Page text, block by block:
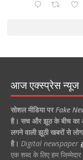
आज एक्स्प्रेस न्यूज
सोशल मीडिया पर Fake
है। सच और झूठ के बीच का
लगने वाली झूठी खबरों से
है। Digital newspaper
एक शब्द के लिए हम जिम्मेदार